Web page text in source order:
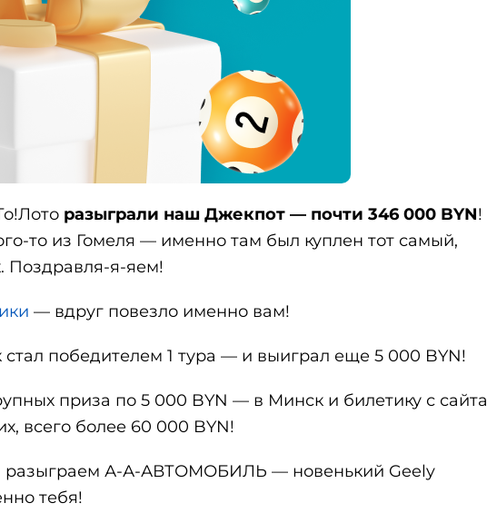
разыграли наш Джекпот — почти 346 000 BYN!
то из Гомеля — именно там был куплен тот самый,
Поздравля-я-яем!
— вдруг повезло именно вам!
стал победителем 1 тура — и выиграл еще 5 000 BYN!
приза по 5 000 BYN — в Минск и билетику с сайта
всего более 60 000 BYN!
разыграем А-А-АВТОМОБИЛЬ — новенький Geely
тебя!